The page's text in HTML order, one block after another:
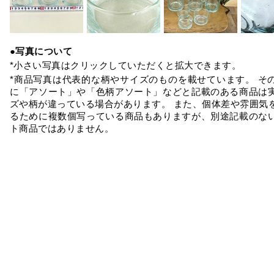
●写真について
*小さい写真はクリックしていただくと拡大できます。
*商品写真は代表的な柄やサイズのものを載せています。 そ
に「アソート」や「色柄アソート」などと記載のある商品は
ズや柄が違っている場合があります。 また、個体差や雰囲気
るために複数個写っている商品もありますが、別途記載のな
ト商品ではありません。